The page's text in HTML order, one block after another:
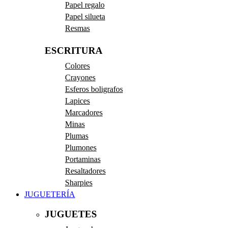
Papel regalo
Papel silueta
Resmas
ESCRITURA
Colores
Crayones
Esferos boligrafos
Lapices
Marcadores
Minas
Plumas
Plumones
Portaminas
Resaltadores
Sharpies
JUGUETERÍA
JUGUETES